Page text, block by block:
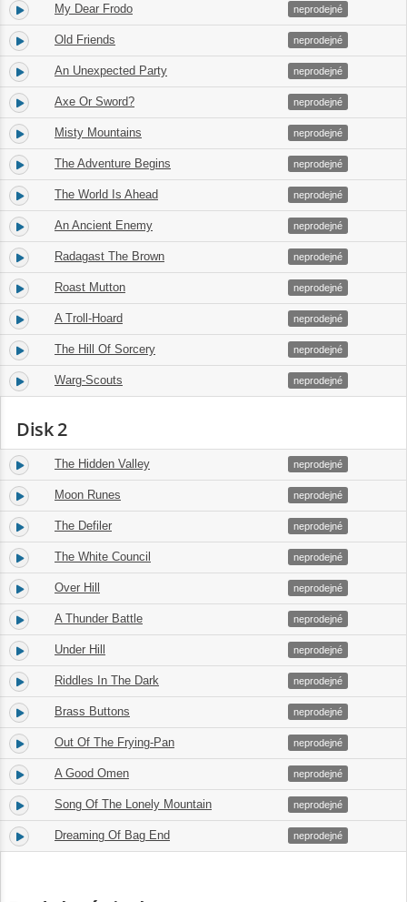
1. My Dear Frodo 08:04
neprodejné
2. Old Friends 04:30
neprodejné
3. An Unexpected Party 03:53
neprodejné
4. Axe Or Sword? 05:59
neprodejné
5. Misty Mountains 01:43
neprodejné
6. The Adventure Begins 02:06
neprodejné
7. The World Is Ahead 02:21
neprodejné
8. An Ancient Enemy 04:58
neprodejné
9. Radagast The Brown 04:55
neprodejné
10. Roast Mutton 04:03
neprodejné
11. A Troll-Hoard 02:40
neprodejné
12. The Hill Of Sorcery 03:51
neprodejné
13. Warg-Scouts 03:03
neprodejné
Disk 2
1. The Hidden Valley 03:52
neprodejné
2. Moon Runes 03:20
neprodejné
3. The Defiler 01:15
neprodejné
4. The White Council 07:20
neprodejné
5. Over Hill 03:45
neprodejné
6. A Thunder Battle 03:55
neprodejné
7. Under Hill 01:55
neprodejné
8. Riddles In The Dark 05:22
neprodejné
9. Brass Buttons 07:38
neprodejné
10. Out Of The Frying-Pan 05:55
neprodejné
11. A Good Omen 05:47
neprodejné
12. Song Of The Lonely Mountain 04:10
neprodejné
13. Dreaming Of Bag End 01:50
neprodejné